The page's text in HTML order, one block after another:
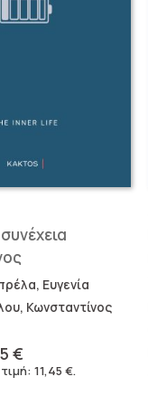
συνέχεια
Ευγενία
Κωνσταντίνος
€
τρέχουσα
11,45€.